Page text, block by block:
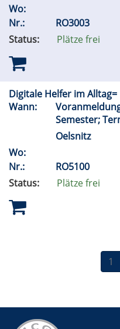
Wo:
Nr.:
RO3003
Status:
Plätze frei
Digitale Helfer im
Wann:
Semester;
Oelsnitz
Wo:
Nr.:
RO5100
Status:
Plätze frei
1